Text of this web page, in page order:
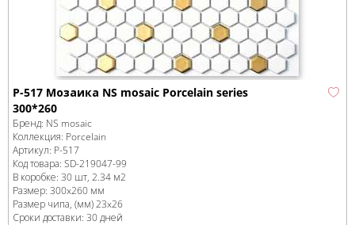
P-517 Мозаика NS mosaic Porcelain series
300*260
Бренд: NS mosaic
Коллекция: Porcelain
Артикул: P-517
Код товара: SD-219047-99
В коробке: 30 шт, 2.34 м2
Размер: 300x260 мм
Размер чипа, (мм)23x26
Сроки доставки: 30 дней